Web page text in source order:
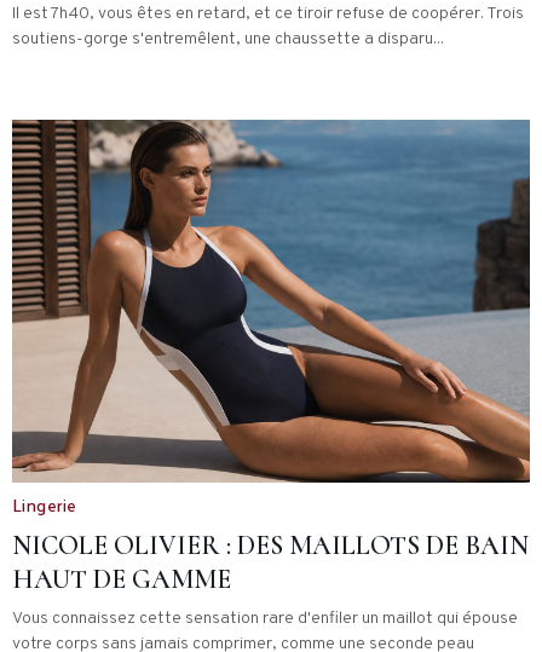
Il est 7h40, vous êtes en retard, et ce tiroir refuse de coopérer. Trois
soutiens-gorge s'entremêlent, une chaussette a disparu...
Lingerie
NICOLE OLIVIER : DES MAILLOTS DE BAIN
HAUT DE GAMME
Vous connaissez cette sensation rare d'enfiler un maillot qui épouse
votre corps sans jamais comprimer, comme une seconde peau